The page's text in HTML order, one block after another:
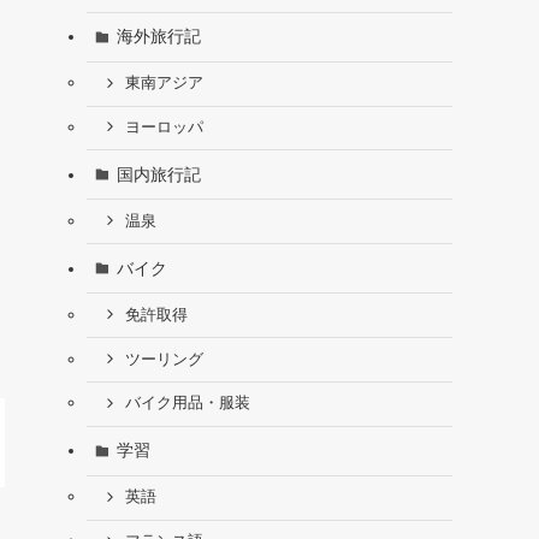
海外旅行記
東南アジア
ヨーロッパ
国内旅行記
温泉
バイク
免許取得
ツーリング
バイク用品・服装
学習
英語